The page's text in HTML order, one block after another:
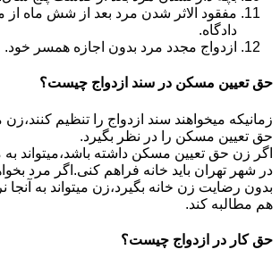
مفقود الاثر شدن مرد بعد از شش ماه از
دادگاه.
ازدواج مجدد مرد بدون اجازه همسر خود.
حق تعیین مسکن در سند ازدواج چیست؟
زمانیکه میخواهند سند ازدواج را تنظیم کنند،زن
حق تعیین مسکن را در نظر بگیرد.
اگر زن حق تعیین مسکن داشته باشد،میتواند به
در شهر تهران باید خانه فراهم کنی.اگر مرد
بدون رضایت زن خانه بگیرد،زن میتواند به آنجا
هم مطالبه کند.
حق کار در ازدواج چیست؟